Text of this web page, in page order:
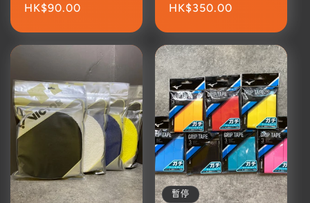
商：
定
HK$90.00
商：
定
HK$350.00
暫停